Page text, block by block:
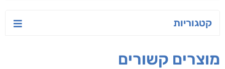
קטגוריות
מוצרים קשורים